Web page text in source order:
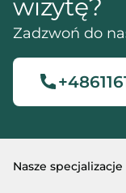
wizytę?
Zadzwoń do
Nasze specjalizacje